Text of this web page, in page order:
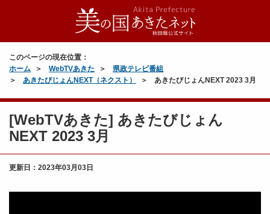
このページの現在位置：
ホーム
WebTVあきた
県政テレビ番組
あきたびじょんNEXT（ネクスト）
あきたびじょんNEXT 2023 3月
[WebTVあきた] あきたびじょん
NEXT 2023 3月
更新日： 2023年03月03日